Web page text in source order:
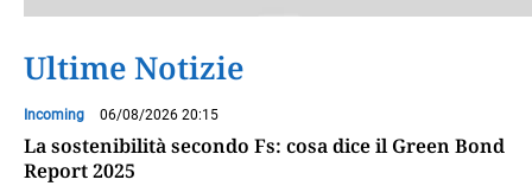
Ultime Notizie
Incoming 06/08/2026 20:15
La sostenibilità secondo Fs: cosa dice il Green Bond
Report 2025